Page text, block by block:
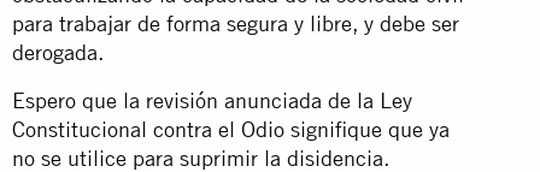
para trabajar de forma segura y libre, y debe ser
derogada.
Espero que la revisión anunciada de la Ley
Constitucional contra el Odio signifique que ya
no se utilice para suprimir la disidencia.